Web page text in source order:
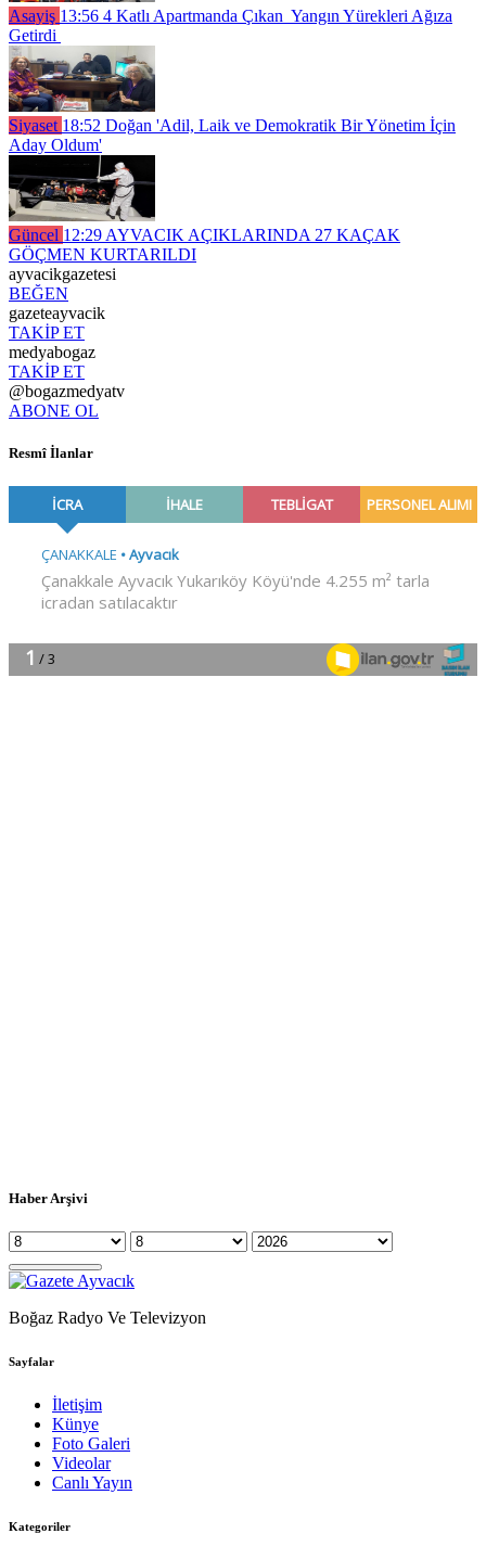
Asayiş 13:56 4 Katlı Apartmanda Çıkan Yangın Yürekleri Ağıza
Getirdi
Siyaset 18:52 Doğan 'Adil, Laik ve Demokratik Bir Yönetim İçin
Aday Oldum'
Güncel 12:29 AYVACIK AÇIKLARINDA 27 KAÇAK
GÖÇMEN KURTARILDI
ayvacikgazetesi
BEĞEN
gazeteayvacik
TAKİP ET
medyabogaz
TAKİP ET
@bogazmedyatv
ABONE OL
Resmî İlanlar
Haber Arşivi
Boğaz Radyo Ve Televizyon
Sayfalar
İletişim
Künye
Foto Galeri
Videolar
Canlı Yayın
Kategoriler